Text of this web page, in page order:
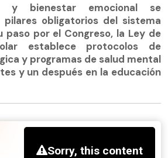
y bienestar emocional se
obligatorios del sistema
paso por el Congreso, la Ley de
establece protocolos de
y programas de salud mental
y un después en la educación